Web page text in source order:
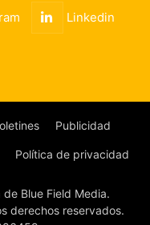
Linkedin
Publicidad
Política de privacidad
Blue Field Media.
derechos reservados.